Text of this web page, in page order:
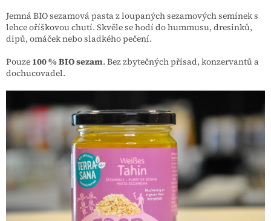
Jemná BIO sezamová pasta z loupaných sezamových semínek s
lehce oříškovou chutí. Skvěle se hodí do hummusu, dresinků,
dipů, omáček nebo sladkého pečení.
Pouze 100 % BIO sezam. Bez zbytečných přísad, konzervantů a
dochucovadel.